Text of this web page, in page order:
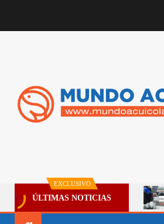
EXCLUSIVO
ÚLTIMAS NOTICIAS